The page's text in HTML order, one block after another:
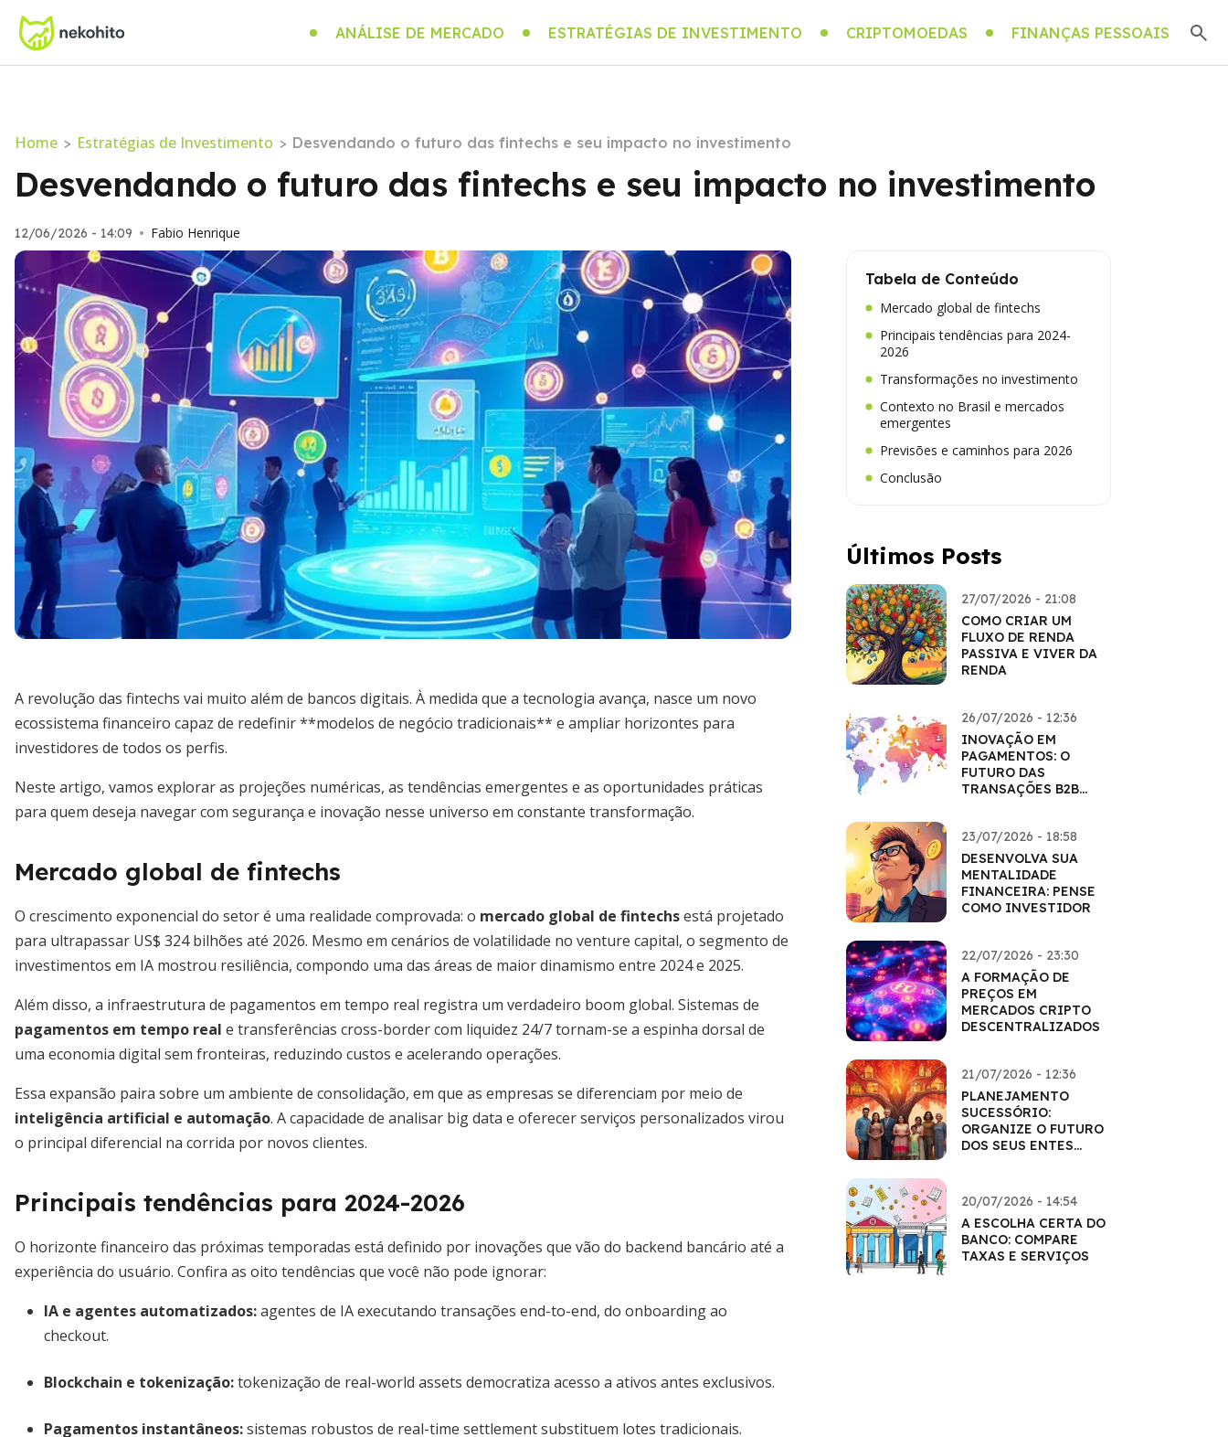
ANÁLISE DE MERCADO ESTRATÉGIAS DE INVESTIMENTO CRIPTOMOEDAS FINANÇAS PESSOAIS
Home > Estratégias de Investimento > Desvendando o futuro das fintechs e seu impacto no investimento
Desvendando o futuro das fintechs e seu impacto no investimento
12/06/2026 - 14:09 • Fabio Henrique
A revolução das fintechs vai muito além de bancos digitais. À medida que a tecnologia avança, nasce um novo
ecossistema financeiro capaz de redefinir **modelos de negócio tradicionais** e ampliar horizontes para
investidores de todos os perfis.
Neste artigo, vamos explorar as projeções numéricas, as tendências emergentes e as oportunidades práticas
para quem deseja navegar com segurança e inovação nesse universo em constante transformação.
Mercado global de fintechs
O crescimento exponencial do setor é uma realidade comprovada: o mercado global de fintechsestá projetado
para ultrapassar US$ 324 bilhões até 2026. Mesmo em cenários de volatilidade no venture capital, o segmento de
investimentos em IA mostrou resiliência, compondo uma das áreas de maior dinamismo entre 2024 e 2025.
Além disso, a infraestrutura de pagamentos em tempo real registra um verdadeiro boom global. Sistemas de
pagamentos em tempo real e transferências cross-border com liquidez 24/7 tornam-se a espinha dorsal de
uma economia digital sem fronteiras, reduzindo custos e acelerando operações.
Essa expansão paira sobre um ambiente de consolidação, em que as empresas se diferenciam por meio de
inteligência artificial e automação. A capacidade de analisar big data e oferecer serviços personalizados virou
o principal diferencial na corrida por novos clientes.
Principais tendências para 2024-2026
O horizonte financeiro das próximas temporadas está definido por inovações que vão do backend bancário até a
experiência do usuário. Confira as oito tendências que você não pode ignorar:
IA e agentes automatizados:agentes de IA executando transações end-to-end, do onboarding ao
checkout.
Blockchain e tokenização:tokenização de real-world assets democratiza acesso a ativos antes exclusivos.
Pagamentos instantâneos:sistemas robustos de real-time settlement substituem lotes tradicionais.
Tabela de Conteúdo
Mercado global de fintechs
Principais tendências para 2024-
2026
Transformações no investimento
Contexto no Brasil e mercados
emergentes
Previsões e caminhos para 2026
Conclusão
Últimos Posts
27/07/2026 - 21:08
COMO CRIAR UM
FLUXO DE RENDA
PASSIVA E VIVER DA
RENDA
26/07/2026 - 12:36
INOVAÇÃO EM
PAGAMENTOS: O
FUTURO DAS
TRANSAÇÕES B2B
23/07/2026 - 18:58
DESENVOLVA SUA
MENTALIDADE
FINANCEIRA: PENSE
COMO INVESTIDOR
22/07/2026 - 23:30
A FORMAÇÃO DE
PREÇOS EM
MERCADOS CRIPTO
DESCENTRALIZADOS
21/07/2026 - 12:36
PLANEJAMENTO
SUCESSÓRIO:
ORGANIZE O FUTURO
DOS SEUS ENTES
20/07/2026 - 14:54
A ESCOLHA CERTA DO
BANCO: COMPARE
TAXAS E SERVIÇOS